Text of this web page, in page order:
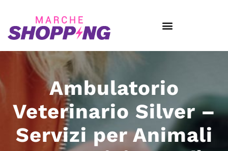
Ambulatorio
Veterinario Silver –
Servizi per Animali